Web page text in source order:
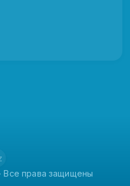
Все права защищены